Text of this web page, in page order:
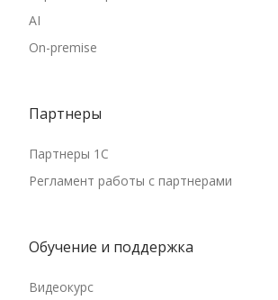
AI
On-premise
Партнеры
Партнеры 1С
Регламент работы с партнерами
Обучение и поддержка
Видеокурс